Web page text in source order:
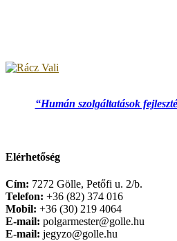
“Humán szolgáltatások
Elérhetőség
Cím: 7272 Gölle, Petőfi u. 2/b.
Telefon: +36 (82) 374 016
Mobil: +36 (30) 219 4064
E-mail: polgarmester@golle.hu
E-mail: jegyzo@golle.hu